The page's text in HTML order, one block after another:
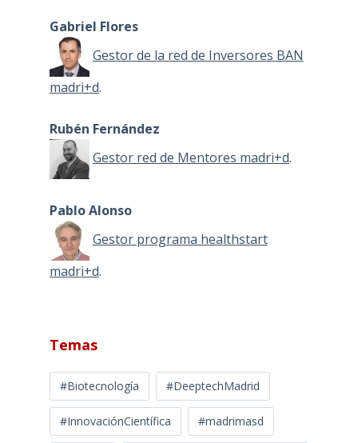
Gabriel Flores
Gestor de la red de Inversores BAN
madri+d.
Rubén Fernández
Gestor red de Mentores madri+d.
Pablo Alonso
Gestor programa healthstart
madri+d.
Temas
#Biotecnología #DeeptechMadrid
#InnovaciónCientífica #madrimasd